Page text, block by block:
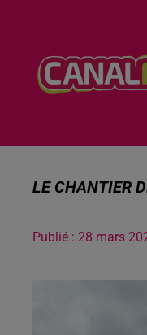
LE CHANTIER
Publié : 28 mars